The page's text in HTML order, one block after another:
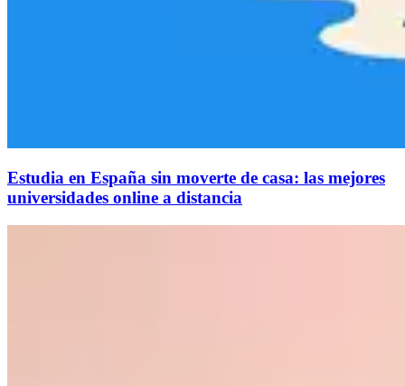
Estudia en España sin moverte de casa: las mejores
universidades online a distancia